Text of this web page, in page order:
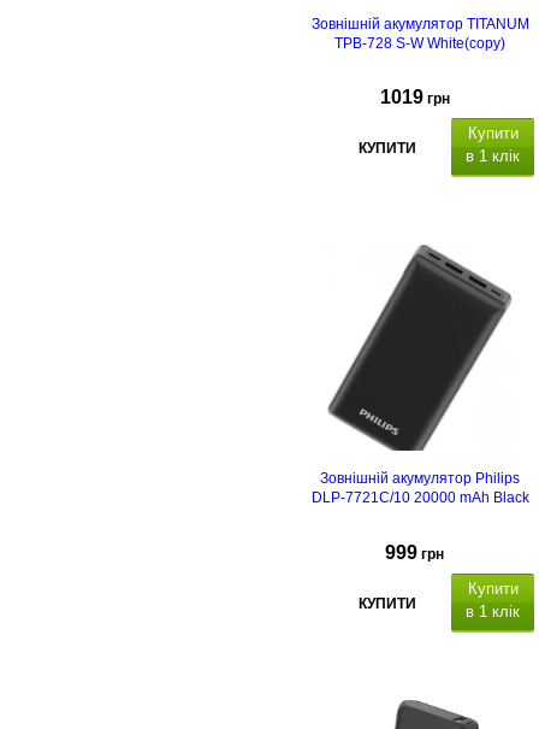
Зовнішній акумулятор TITANUM
TPB-728 S-W White(copy)
1019 грн
КУПИТИ
Купити
в 1 клік
USBx4: DC 5V/4.5A,
5V/2.1A, 12V/1.5A (22.5W); Type-C:
DC 5V/3А, 9V/2.22А, 12V/1.67А
(20W)
інтерфейс:
MicroUSB: DC5V/3A;
Type-C: 5V/2A
(18W) ,для
заряджання зовнішнього
акумулятора. Розміри:
68мм х 40мм
Зовнішній акумулятор Philips
DLP-7721C/10 20000 mAh Black
999 грн
КУПИТИ
Купити
в 1 клік
Type A 18 Вт, 1 x USB Type C 20Вт
Вхідний інтерфейс: micro-USB 18